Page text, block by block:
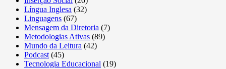
Língua Inglesa (32)
Linguagens (67)
Mensagem da Diretoria (7)
Metodologias Ativas (89)
Mundo da Leitura (42)
Podcast (45)
Tecnologia Educacional (19)